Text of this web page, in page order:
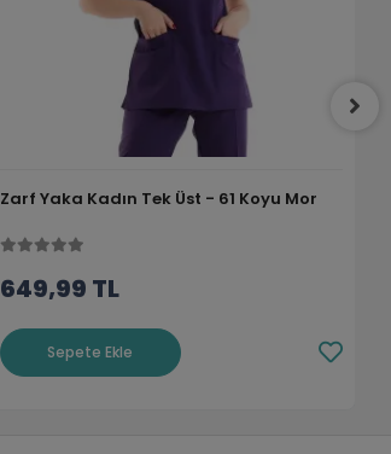
Zarf Yaka Kadın Tek Üst - 61 Koyu Mor
649,99 TL
Sepete Ekle